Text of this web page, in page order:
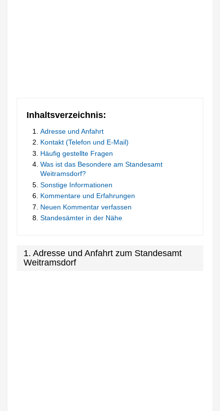
Inhaltsverzeichnis:
Adresse und Anfahrt
Kontakt (Telefon und E-Mail)
Häufig gestellte Fragen
Was ist das Besondere am Standesamt
Weitramsdorf?
Sonstige Informationen
Kommentare und Erfahrungen
Neuen Kommentar verfassen
Standesämter in der Nähe
1. Adresse und Anfahrt zum Standesamt
Weitramsdorf